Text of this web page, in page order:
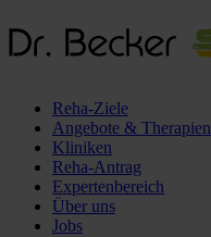
Reha-Ziele
Angebote & Therapien
Kliniken
Reha-Antrag
Expertenbereich
Über uns
Jobs